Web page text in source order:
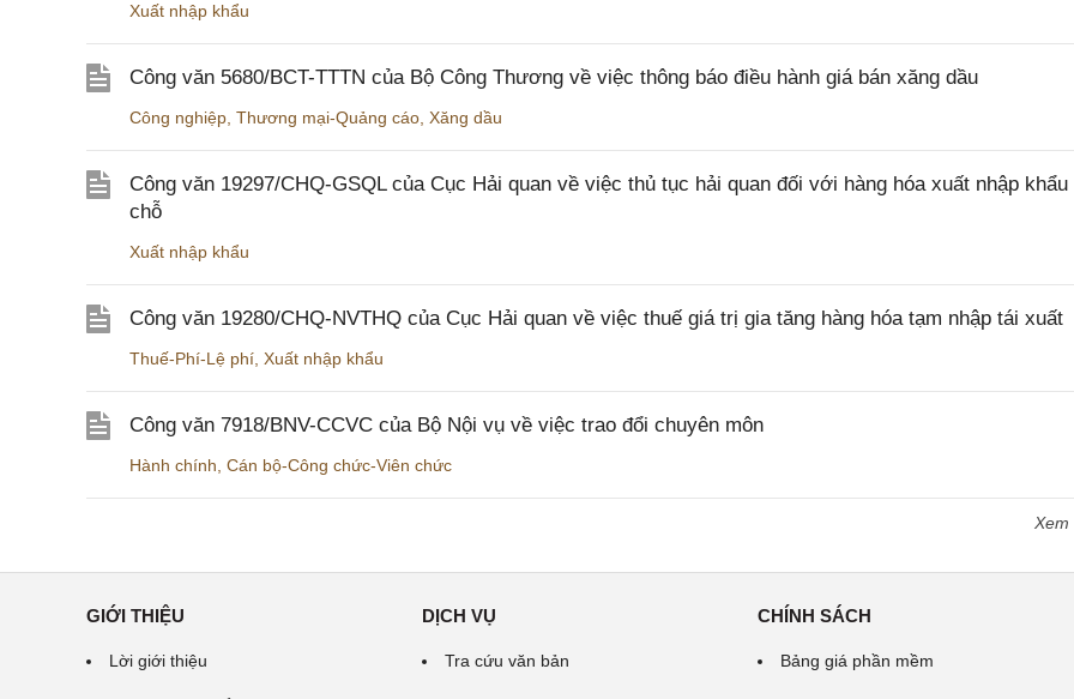
Xuất nhập khẩu
Công văn 5680/BCT-TTTN của Bộ Công Thương về việc thông báo điều hành giá bán xăng dầu
Công nghiệp Thương mại-Quảng cáo Xăng dầu
Công văn 19297/CHQ-GSQL của Cục Hải quan về việc thủ tục hải quan đối với hàng hóa xuất nhập khẩu
chỗ
Xuất nhập khẩu
Công văn 19280/CHQ-NVTHQ của Cục Hải quan về việc thuế giá trị gia tăng hàng hóa tạm nhập tái xuất
Thuế-Phí-Lệ phí Xuất nhập khẩu
Công văn 7918/BNV-CCVC của Bộ Nội vụ về việc trao đổi chuyên môn
Hành chính Cán bộ-Công chức-Viên chức
GIỚI THIỆU
Lời giới thiệu
DỊCH VỤ
Tra cứu văn bản
CHÍNH SÁCH
Bảng giá phần mềm